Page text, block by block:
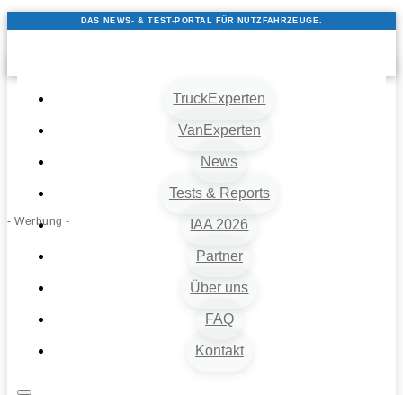
DAS NEWS- & TEST-PORTAL FÜR NUTZFAHRZEUGE.
TruckExperten
VanExperten
News
Tests & Reports
IAA 2026
Partner
Über uns
FAQ
Kontakt
- Werbung -